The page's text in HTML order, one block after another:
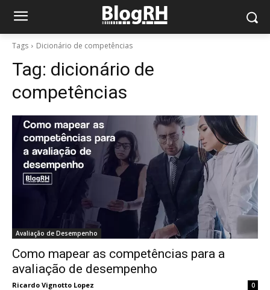
Tags Dicionário de competências
Tag: dicionário de
competências
Avaliação de Desempenho
Como mapear as competências para a
avaliação de desempenho
Ricardo Vignotto Lopez 0